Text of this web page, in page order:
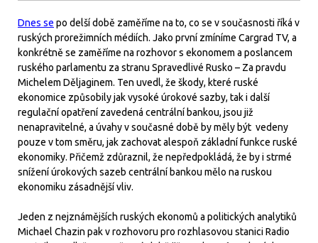
Dnes se po delší době zaměříme na to, co se v současnosti říká v
ruských prorežimních médiích. Jako první zmíníme Cargrad TV, a
konkrétně se zaměříme na rozhovor s ekonomem a poslancem
ruského parlamentu za stranu Spravedlivé Rusko – Za pravdu
Michelem Děljaginem. Ten uvedl, že škody, které ruské
ekonomice způsobily jak vysoké úrokové sazby, tak i další
regulační opatření zavedená centrální bankou, jsou již
nenapravitelné, a úvahy v současné době by měly být vedeny
pouze v tom směru, jak zachovat alespoň základní funkce ruské
ekonomiky. Přičemž zdůraznil, že nepředpokládá, že by i strmé
snížení úrokových sazeb centrální bankou mělo na ruskou
ekonomiku zásadnější vliv.
Jeden z nejznámějších ruských ekonomů a politických analytiků
Michael Chazin pak v rozhovoru pro rozhlasovou stanici Radio